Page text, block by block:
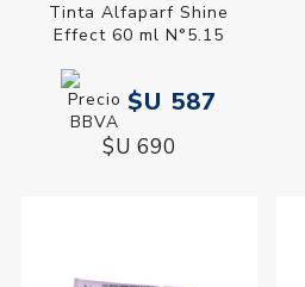
Tinta Alfaparf Shine
Effect 60 ml N°5.15
$U 587
$U 690